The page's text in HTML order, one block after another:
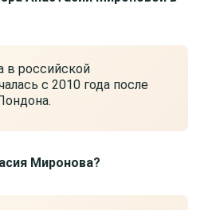
в российской
с 2010 года после
Миронова?